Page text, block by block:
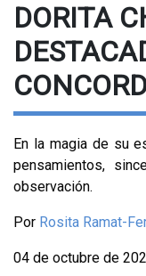
DORITA
En la magia de su
pensamientos,
observación.
Por Rosita Ramat-
04 de octubre de